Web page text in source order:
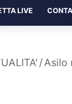
LIVE
/Asilo